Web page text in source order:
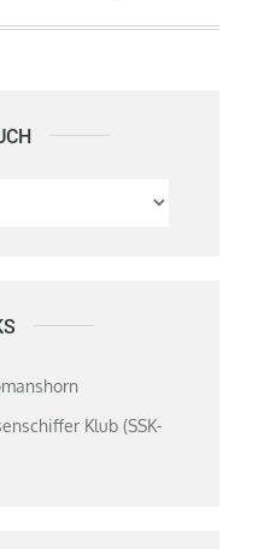
Logbuch
Klub (SSK-